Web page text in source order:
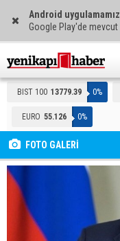
Android uygulamamız
Google Play'de mevcut
BIST 100 13779.39 0%
EURO 55.126 0%
FOTO GALERİ